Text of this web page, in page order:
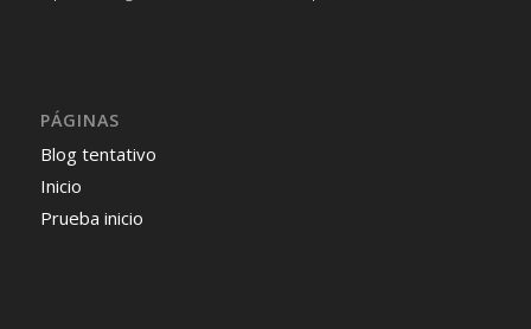
PÁGINAS
Blog tentativo
Inicio
Prueba inicio